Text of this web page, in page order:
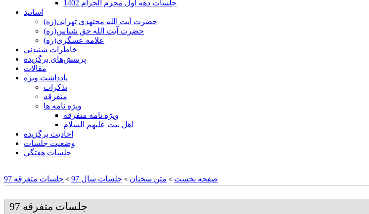
جلسات دهه اول محرم الحرام 1402
اساتید
حضرت آیت الله مجتهدی تهرانی(ره)
حضرت آیت الله حق شناس(ره)
علامه عسگری(ره)
خاطرات شنیدنی
پرسش‌های برگزیده
مقالات
یادداشت ویژه
تذكرات
متفرقه
ويژه نامه ها
ويژه نامه متفرقه
اهل بيت عليهم السلام
احادیث برگزیده
وضعیت جلسات
جلسات هفتگي
صفحه نخست > متن سخنان > جلسات سال 97 > جلسات متفرقه 97
جلسات متفرقه 97